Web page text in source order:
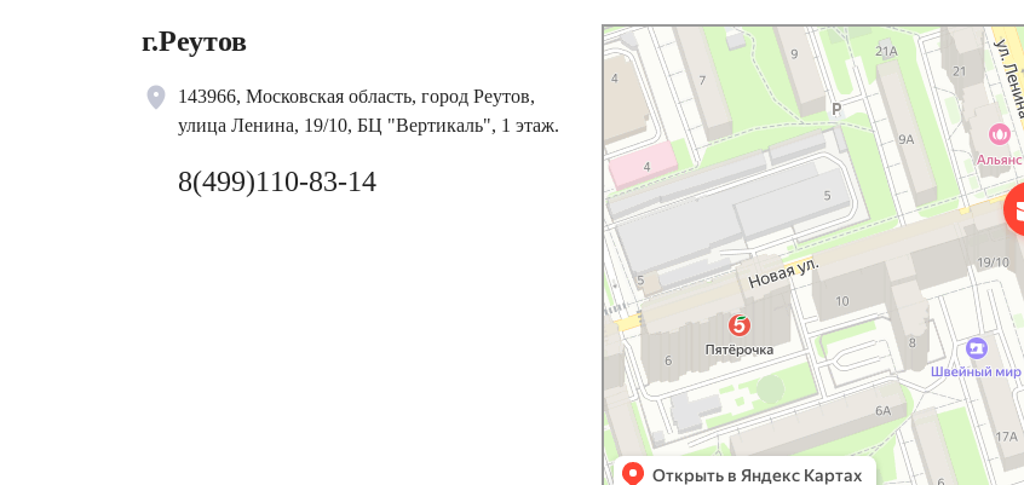
г.Реутов
143966, Московская область, город Реутов,
улица Ленина, 19/10, БЦ "Вертикаль", 1 этаж.
8(499)110-83-14